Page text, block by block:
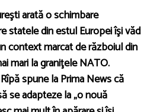
arată o schimbare
statele din estul Europei îşi văd
context marcat de războiul din
mari la graniţele NATO.
spune la Prima News că
se adapteze la „o nouă